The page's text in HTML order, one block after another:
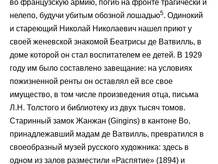
во французскую армию, погиб на фронте трагически и
нелепо, будучи убитым обозной лошадью5. Одинокий
и стареющий Николай Николаевич нашел приют у
своей женевской знакомой Беатрисы де Ватвилль, в
доме которой он стал воспитателем ее детей. В 1929
году им было составлено завещание: на условиях
пожизненной ренты он оставлял ей все свое
имущество, в том числе произведения отца, письма
Л.Н. Толстого и библиотеку из двух тысяч томов.
Старинный замок Жанжан (Gingins) в кантоне Во,
принадлежавший мадам де Ватвилль, превратился в
своеобразный музей русского художника: здесь в
одном из залов разместили «Распятие» (1894) и